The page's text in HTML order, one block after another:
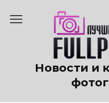
содержанию
Новости и